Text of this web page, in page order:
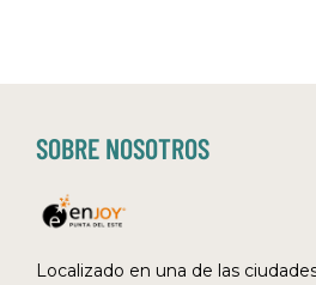
SOBRE NOSOTROS
Localizado en una de las